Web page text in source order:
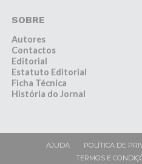
SOBRE
Autores
Contactos
Editorial
Estatuto Editorial
Ficha Técnica
História do Jornal
AJUDA
POLÍTICA DE
TERMOS E